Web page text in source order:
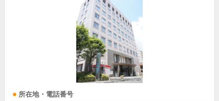
所在地・電話番号